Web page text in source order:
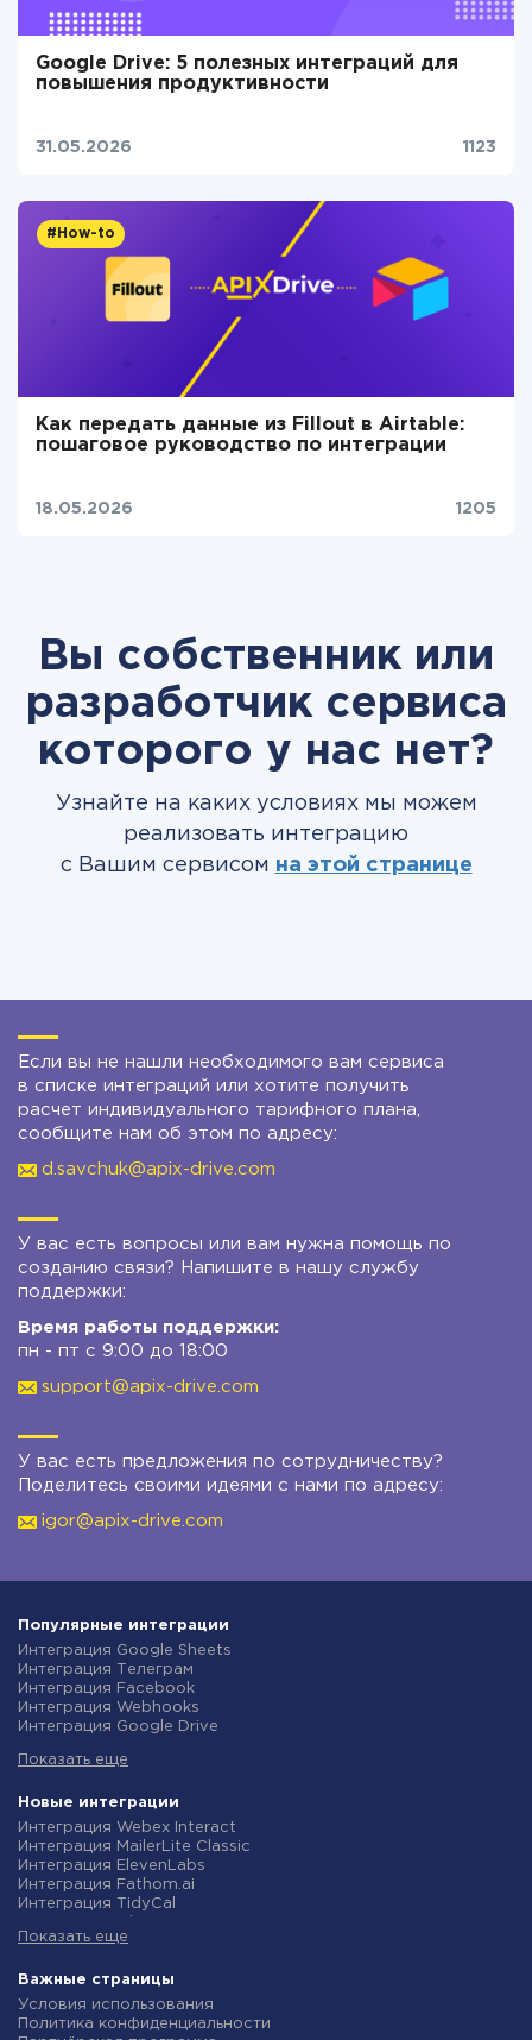
Google Drive: 5 полезных интеграций для
повышения продуктивности
31.05.2026 1123
#How-to
Как передать данные из Fillout в Airtable:
пошаговое руководство по интеграции
18.05.2026 1205
Вы собственник или
разработчик сервиса
которого у нас нет?
Узнайте на каких условиях мы можем
реализовать интеграцию
с Вашим сервисом на этой странице
Если вы не нашли необходимого вам сервиса
в списке интеграций или хотите получить
расчет индивидуального тарифного плана,
сообщите нам об этом по адресу:
d.savchuk@apix-drive.com
У вас есть вопросы или вам нужна помощь по
созданию связи? Напишите в нашу службу
поддержки:
Время работы поддержки:
пн - пт с 9:00 до 18:00
support@apix-drive.com
У вас есть предложения по сотрудничеству?
Поделитесь своими идеями с нами по адресу:
igor@apix-drive.com
Популярные интеграции
Интеграция Google Sheets
Интеграция Телеграм
Интеграция Facebook
Интеграция Webhooks
Интеграция Google Drive
Интеграция Gmail
Интеграция Новая Почта
Интеграция Binotel
Интеграция OpenAI (ChatGPT)
Интеграция Prom
Интеграция Приват24
Интеграция OLX
Интеграция TurboSMS
Интеграция SendPulse
Интеграция Stream Telecom
Интеграция Google Analytics
Интеграция Creatio
Показать еще
Новые интеграции
Интеграция Webex Interact
Интеграция MailerLite Classic
Интеграция ElevenLabs
Интеграция Fathom.ai
Интеграция TidyCal
Интеграция Gist
Интеграция Straico
Интеграция Rows
Интеграция Firecrawl
Интеграция Binotel SmartCRM
Показать еще
Важные страницы
Условия использования
Политика конфиденциальности